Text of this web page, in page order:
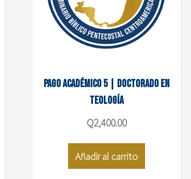
Pago académico 5 | Doctorado en
Teología
Q2,400.00
Añadir al carrito